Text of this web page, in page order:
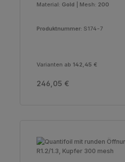
Material: Gold Mesh: 200
Produktnummer: S174-7
Varianten ab 142,45 €
Regulärer Preis:
246,05 €